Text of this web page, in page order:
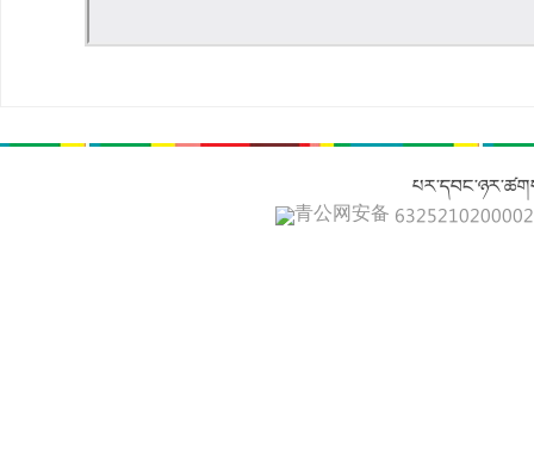
青公网安备